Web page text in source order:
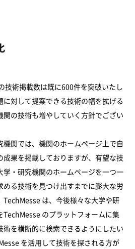
術掲載数は既に600件を突破いたし
に対して提案できる技術の幅を拡げる
関の技術も増やしていく方針でござい
関では、機関のホームページ上で自
成果を掲載しておりますが、有望な技
学・研究機関のホームページを一つ一
める技術を見つけ出すまでに膨大な労
TechMesse は、今後様々な大学や研
TechMesse のプラットフォームに集
術を横断的に検索できるようにしたい
を活用して技術を探される方が